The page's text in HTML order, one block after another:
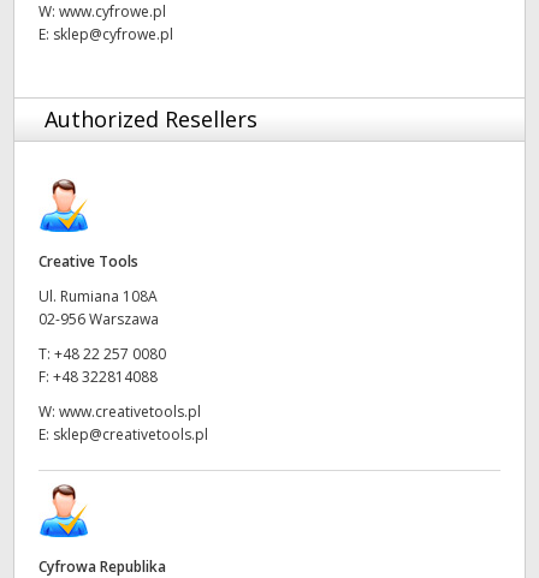
W: www.cyfrowe.pl
E: sklep@cyfrowe.pl
Authorized Resellers
Creative Tools
Ul. Rumiana 108A
02-956 Warszawa
T: +48 22 257 0080
F: +48 322814088
W: www.creativetools.pl
E: sklep@creativetools.pl
Cyfrowa Republika